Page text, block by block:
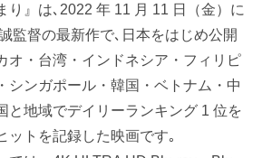
り』は､2022 年 11 月 11 日（金）に
監督の最新作で､日本をはじめ公開
オ・台湾・インドネシア・フィリピ
シンガポール・韓国・ベトナム・中
と地域でデイリーランキング 1 位を
ットを記録した映画です｡